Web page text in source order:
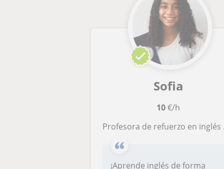
Sofia
10€/h
Profesora de refuerzo en inglés para alumnos de primaria, secundaria y batchillerato
¡Aprende inglés de forma